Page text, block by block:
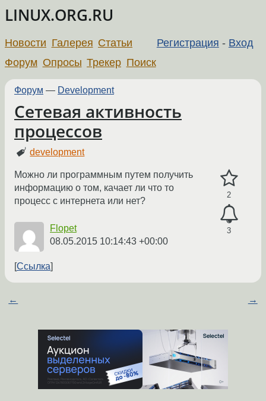
LINUX.ORG.RU
Регистрация - Вход
Новости Галерея Статьи
Форум Опросы Трекер Поиск
Форум — Development
Сетевая активность
процессов
development
2
3
Можно ли программным путем получить
информацию о том, качает ли что то
процесс с интернета или нет?
Flopet
08.05.2015 10:14:43 +00:00
Ссылка
← →